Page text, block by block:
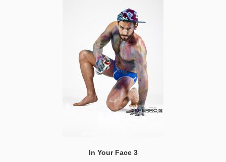
In Your Face 3